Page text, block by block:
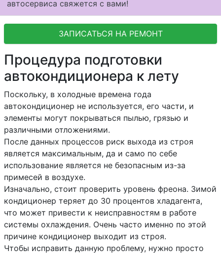
автосервиса свяжется с вами!
ЗАПИСАТЬСЯ НА РЕМОНТ
Процедура подготовки
автокондиционера к лету
Поскольку, в холодные времена года
автокондиционер не используется, его части, и
элементы могут покрываться пылью, грязью и
различными отложениями.
После данных процессов риск выхода из строя
является максимальным, да и само по себе
использование является не безопасным из-за
примесей в воздухе.
Изначально, стоит проверить уровень фреона. Зимой
кондиционер теряет до 30 процентов хладагента,
что может привести к неисправностям в работе
системы охлаждения. Очень часто именно по этой
причине кондиционер выходит из строя.
Чтобы исправить данную проблему, нужно просто